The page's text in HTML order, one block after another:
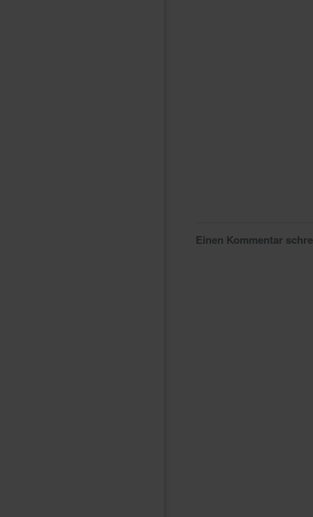
Einen Kommentar